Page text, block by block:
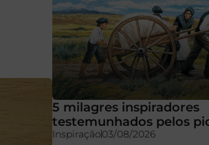
5 milagres inspiradores
testemunhados pelos
Inspiração03/08/2026